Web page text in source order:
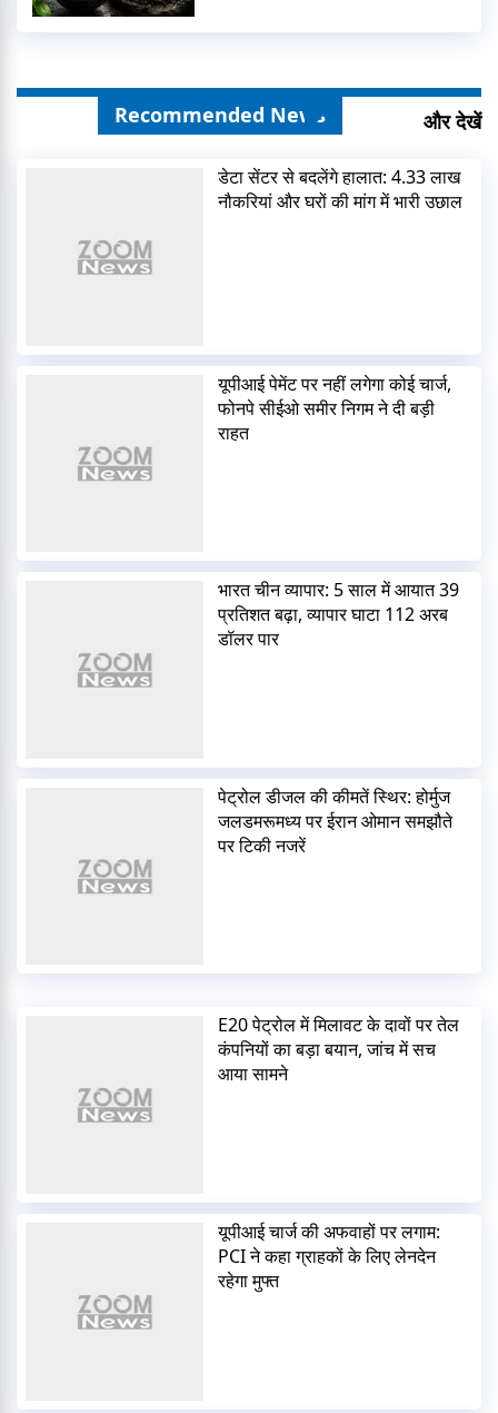
Recommended News और देखें
डेटा सेंटर से बदलेंगे हालात: 4.33 लाख
नौकरियां और घरों की मांग में भारी उछाल
यूपीआई पेमेंट पर नहीं लगेगा कोई चार्ज,
फोनपे सीईओ समीर निगम ने दी बड़ी
राहत
भारत चीन व्यापार: 5 साल में आयात 39
प्रतिशत बढ़ा, व्यापार घाटा 112 अरब
डॉलर पार
पेट्रोल डीजल की कीमतें स्थिर: होर्मुज
जलडमरूमध्य पर ईरान ओमान समझौते
पर टिकी नजरें
E20 पेट्रोल में मिलावट के दावों पर तेल
कंपनियों का बड़ा बयान, जांच में सच
आया सामने
यूपीआई चार्ज की अफवाहों पर लगाम:
PCI ने कहा ग्राहकों के लिए लेनदेन
रहेगा मुफ्त